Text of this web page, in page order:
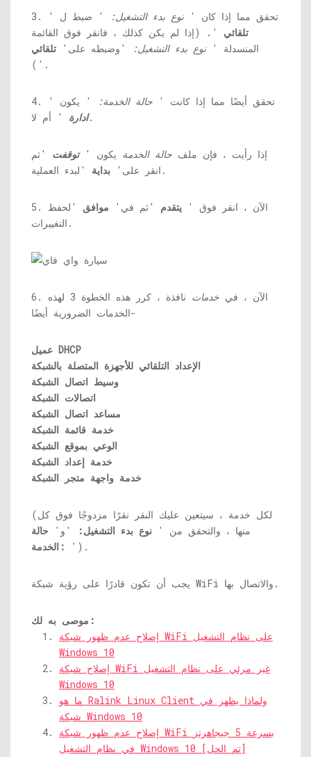
3. تحقق مما إذا كان ' نوع بدء التشغيل:
' ضبط ل '
تلقائي '. (إذا لم يكن كذلك ، فانقر فوق القائمة
المنسدلة ' نوع بدء التشغيل: 'وضبطه على' تلقائي
').
4. تحقق أيضًا مما إذا كانت ' حالة الخدمة:
' يكون '
ادارة' أم لا.
إذا رأيت ، فإن ملف حالة الخدمة يكون 'توقفت
'ثم
انقر على' بداية 'لبدء العملية.
5. الآن ، انقر فوق ' يتقدم 'ثم في' موافق 'لحفظ
التغييرات.
6. الآن ، في خدمات
نافذة ، كرر هذه الخطوة 3 لهذه
الخدمات الضرورية أيضًا-
عميل DHCP
الإعداد التلقائي للأجهزة المتصلة بالشبكة
وسيط اتصال الشبكة
اتصالات الشبكة
مساعد اتصال الشبكة
خدمة قائمة الشبكة
الوعي بموقع الشبكة
خدمة إعداد الشبكة
خدمة واجهة متجر الشبكة
(لكل خدمة ، سيتعين عليك النقر نقرًا مزدوجًا فوق كل
منها ، والتحقق من ' نوع بدء التشغيل: 'و' حالة
الخدمة:
').
يجب أن تكون قادرًا على رؤية شبكة WiFi والاتصال بها.
موصى به لك:
إصلاح عدم ظهور شبكة WiFi على نظام التشغيل
Windows 10
إصلاح شبكة WiFi غير مرئي على نظام التشغيل
Windows 10
ما هو Ralink Linux Client ولماذا يظهر في
شبكة Windows 10
إصلاح عدم ظهور شبكة WiFi بسرعة 5 جيجاهرتز
في نظام التشغيل Windows 10 [تم الحل]